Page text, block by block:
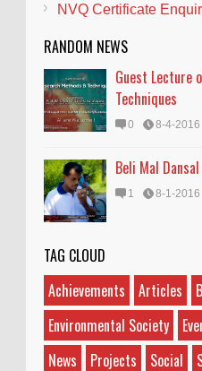
NVQ Certificate
RANDOM NEWS
Guest Lecture
Techniques
0 8-4-2016
Beli Mal
1 8-1-2016
TAG CLOUD
Achievements
Articles
Environmental Society
News
Projects Social